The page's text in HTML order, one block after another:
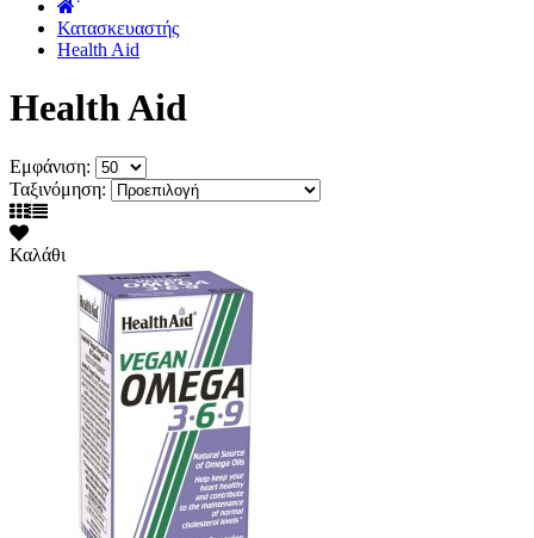
˙
Κατασκευαστής
Health Aid
Health Aid
Εμφάνιση:
Ταξινόμηση:
Καλάθι